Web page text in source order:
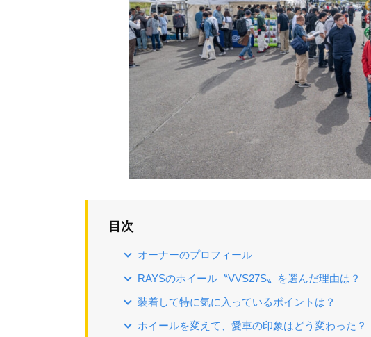
目次
オーナーのプロフィール
RAYSのホイール〝VVS27S〟を選んだ理由は？
装着して特に気に入っているポイントは？
ホイールを変えて、愛車の印象はどう変わった？